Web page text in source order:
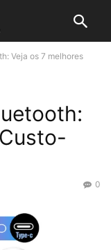
Veja os 7 melhores
0